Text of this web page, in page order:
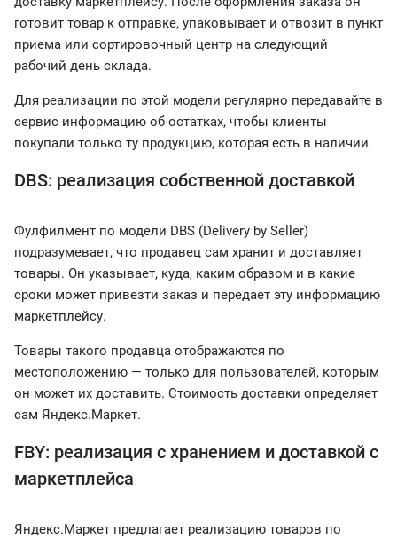
готовит товар к отправке, упаковывает и отвозит в пункт
приема или сортировочный центр на следующий
рабочий день склада.
Для реализации по этой модели регулярно передавайте в
сервис информацию об остатках, чтобы клиенты
покупали только ту продукцию, которая есть в наличии.
DBS: реализация собственной доставкой
Фулфилмент по модели DBS (Delivery by Seller)
подразумевает, что продавец сам хранит и доставляет
товары. Он указывает, куда, каким образом и в какие
сроки может привезти заказ и передает эту информацию
маркетплейсу.
Товары такого продавца отображаются по
местоположению — только для пользователей, которым
он может их доставить. Стоимость доставки определяет
сам Яндекс.Маркет.
FBY: реализация с хранением и доставкой с
маркетплейса
Яндекс.Маркет предлагает реализацию товаров по